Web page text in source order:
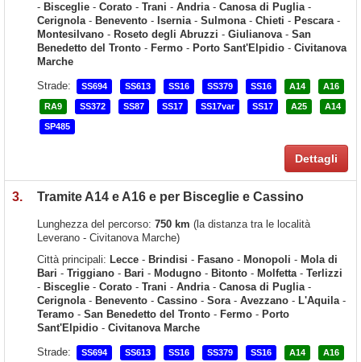
- Bisceglie - Corato - Trani - Andria- Canosa di Puglia-
Cerignola- Benevento - Isernia- Sulmona- Chieti - Pescara-
Montesilvano - Roseto degli Abruzzi - Giulianova- San
Benedetto del Tronto - Fermo - Porto Sant'Elpidio - Civitanova
Marche
Strade:
SS694 SS613 SS16 SS379 SS16 A14 A16
RA9 SS372 SS87 SS17 SS17var SS17 A25 A14
SP485
Dettagli
3. Tramite A14 e A16 e per Bisceglie e Cassino
Lunghezza del percorso: 750 km (la distanza tra le località
Leverano - Civitanova Marche)
Città principali: Lecce - Brindisi - Fasano - Monopoli - Mola di
Bari - Triggiano - Bari - Modugno - Bitonto - Molfetta- Terlizzi
- Bisceglie - Corato - Trani - Andria- Canosa di Puglia-
Cerignola- Benevento - Cassino - Sora- Avezzano - L'Aquila-
Teramo - San Benedetto del Tronto - Fermo - Porto
Sant'Elpidio - Civitanova Marche
Strade:
SS694 SS613 SS16 SS379 SS16 A14 A16